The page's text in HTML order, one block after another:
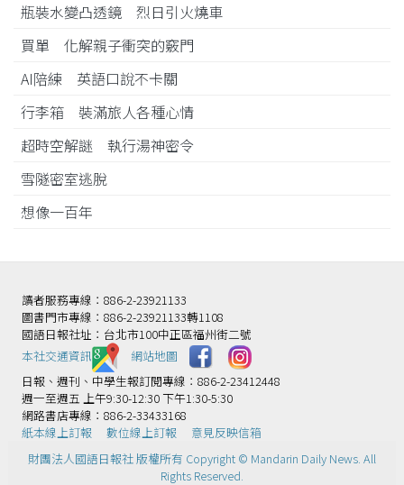
瓶裝水變凸透鏡 烈日引火燒車
買單 化解親子衝突的竅門
AI陪練 英語口說不卡關
行李箱 裝滿旅人各種心情
超時空解謎 執行湯神密令
雪隧密室逃脫
想像一百年
讀者服務專線：886-2-23921133
圖書門市專線：886-2-23921133轉1108
國語日報社址：台北市100中正區福州街二號
本社交通資訊️
網站地圖
日報、週刊、中學生報訂閱專線：886-2-23412448
週一至週五 上午9:30-12:30 下午1:30-5:30
網路書店專線：886-2-33433168
紙本線上訂報
數位線上訂報
意見反映信箱
財團法人國語日報社 版權所有 Copyright © Mandarin Daily News. All
Rights Reserved.